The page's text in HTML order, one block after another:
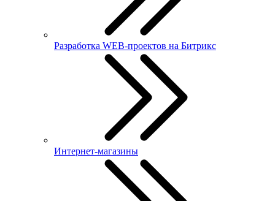
Разработка WEB-проектов на Битрикс
Интернет-магазины